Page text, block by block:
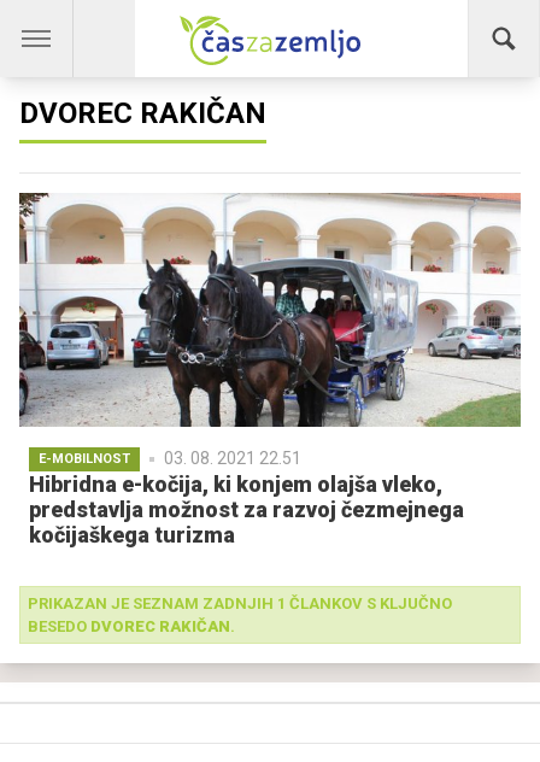
DVOREC RAKIČAN
E-MOBILNOST 03. 08. 2021 22.51
Hibridna e-kočija, ki konjem olajša vleko,
predstavlja možnost za razvoj čezmejnega
kočijaškega turizma
PRIKAZAN JE SEZNAM ZADNJIH 1 ČLANKOV S KLJUČNO
BESEDO DVOREC RAKIČAN.